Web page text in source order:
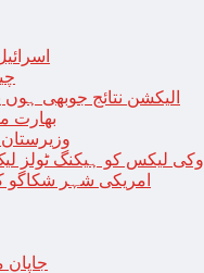
الیکشن نتائج جوبھی
بھارت میں
وکی لیکس کو ہیکنگ ٹولز لیک
امریکی شہر شکاگو
جاپان میں